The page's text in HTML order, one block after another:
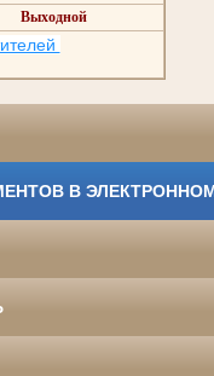
Выходной
В